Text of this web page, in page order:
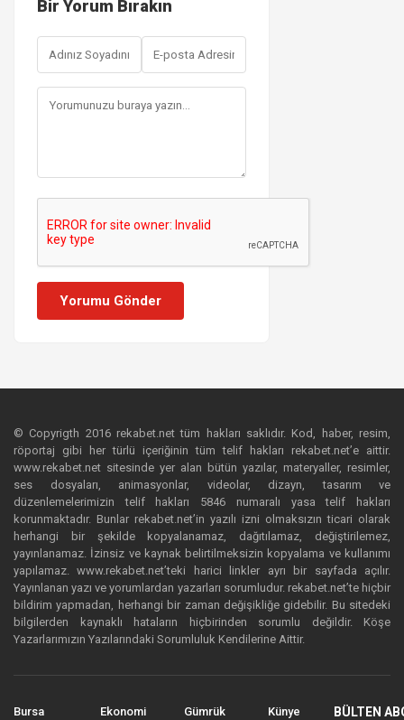
Bir Yorum Bırakın
Yorumu Gönder
© Copyrigth 2016 rekabet.net tüm hakları saklıdır. Kod, haber, resim,
röportaj gibi her türlü içeriğinin tüm telif hakları rekabet.net’e aittir.
www.rekabet.net sitesinde yer alan bütün yazılar, materyaller, resimler,
ses dosyaları, animasyonlar, videolar, dizayn, tasarım ve
düzenlemelerimizin telif hakları 5846 numaralı yasa telif hakları
korunmaktadır. Bunlar rekabet.net’in yazılı izni olmaksızın ticari olarak
herhangi bir şekilde kopyalanamaz, dağıtılamaz, değiştirilemez,
yayınlanamaz. İzinsiz ve kaynak belirtilmeksizin kopyalama ve kullanımı
yapılamaz. www.rekabet.net’teki harici linkler ayrı bir sayfada açılır.
Yayınlanan yazı ve yorumlardan yazarları sorumludur. rekabet.net’te hiçbir
bildirim yapmadan, herhangi bir zaman değişikliğe gidebilir. Bu sitedeki
bilgilerden kaynaklı hataların hiçbirinden sorumlu değildir. Köşe
Yazarlarımızın Yazılarındaki Sorumluluk Kendilerine Aittir.
Bursa
Ekonomi
Gümrük
Künye
BÜLTEN